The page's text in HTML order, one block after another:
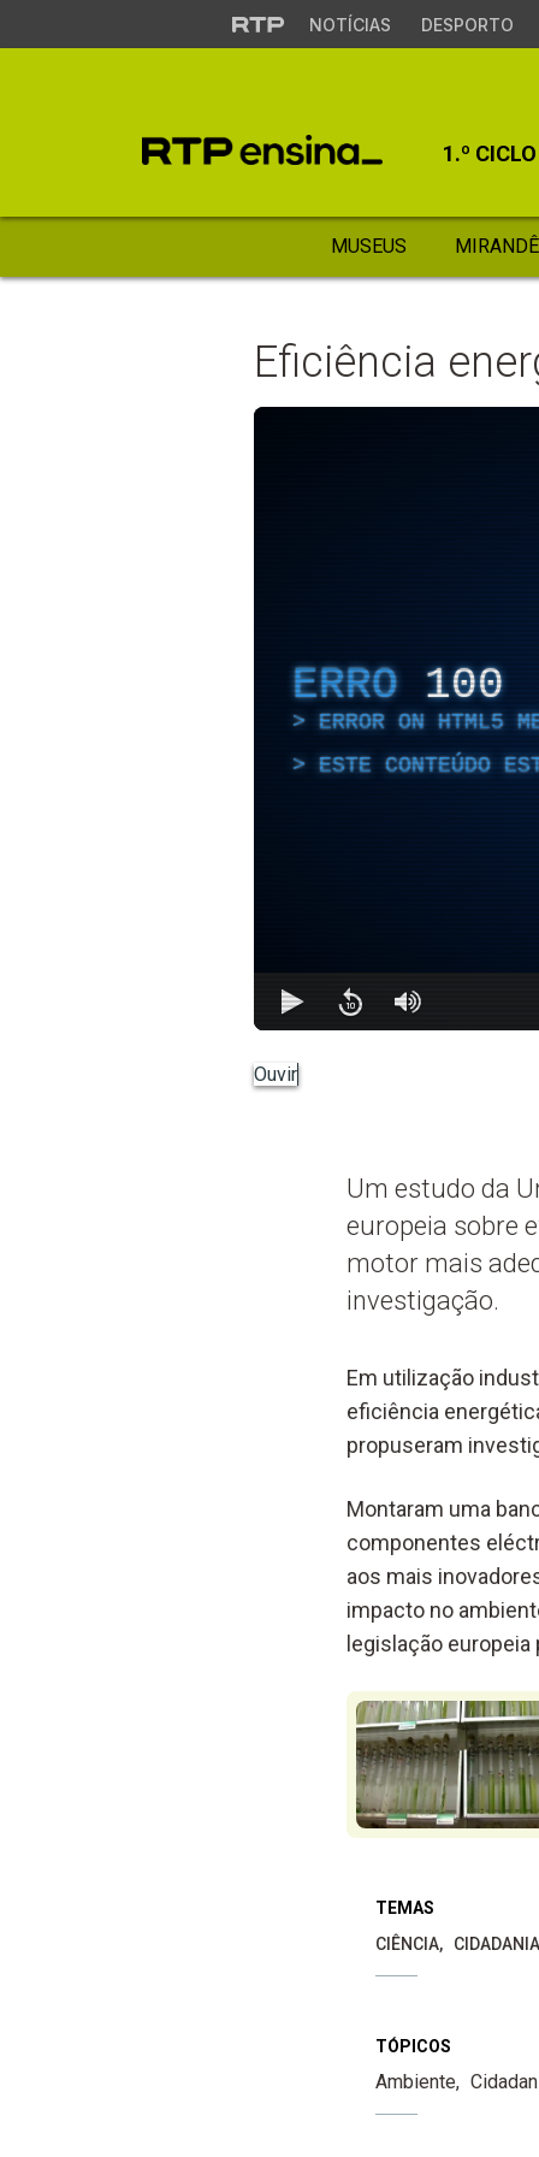
NOTÍCIAS DESPORTO
1.º CICLO
MUSEUS
Eficiência
ERRO 100
ERROR ON HTML5
ESTE CONTEÚDO
Ouvir
Um estudo da
europeia sobre
motor mais
investigação.
Em utilização
eficiência
propuseram
Montaram uma
componentes
aos mais
impacto no
legislação
TEMAS
CIÊNCIA
CIDADANIA
TÓPICOS
Ambiente